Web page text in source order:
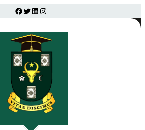
Facebook
Twitter
LinkedIn
Instagram